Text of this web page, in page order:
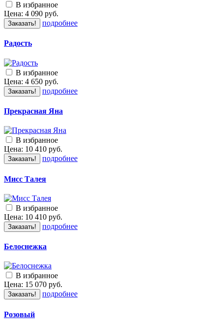
В избранное
Цена: 4 090 руб.
Заказать! подробнее
Радость
В избранное
Цена: 4 650 руб.
Заказать! подробнее
Прекрасная Яна
В избранное
Цена: 10 410 руб.
Заказать! подробнее
Мисс Талея
В избранное
Цена: 10 410 руб.
Заказать! подробнее
Белоснежка
В избранное
Цена: 15 070 руб.
Заказать! подробнее
Розовый